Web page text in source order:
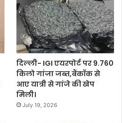
दिल्ली- IGI एयरपोर्ट पर 9.760
किलो गांजा जब्त,बैंकॉक से
आए यात्री से गांजे की खेप
मिली।
July 19, 2026